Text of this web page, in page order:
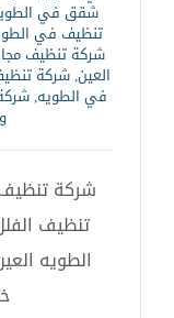
شقق في
تنظيف في
شركة تنظيف
العين,شركة
في الطويه,
تنظيف
الطويه